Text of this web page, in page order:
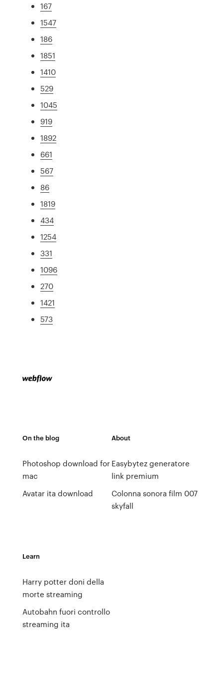
167
1547
186
1851
1410
529
1045
919
1892
661
567
86
1819
434
1254
331
1096
270
1421
573
On the blog
Photoshop download for
mac
Avatar ita download
About
Easybytez generatore
link premium
Colonna sonora film 007
skyfall
Learn
Harry potter doni della
morte streaming
Autobahn fuori controllo
streaming ita